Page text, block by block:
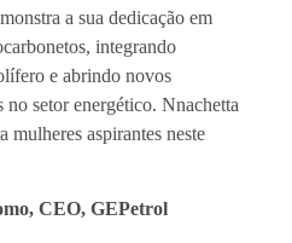
a sua dedicação em
integrando
e abrindo novos
no setor energético. Nnachetta
mulheres aspirantes neste
CEO, GEPetrol